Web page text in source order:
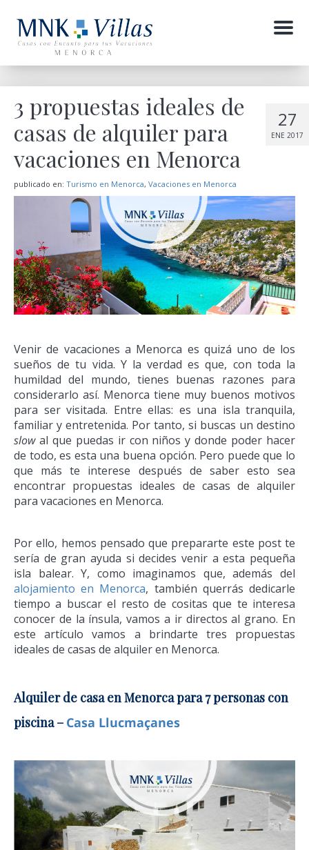
Menu
27
ENE 2017
3 propuestas ideales de
casas de alquiler para
vacaciones en Menorca
publicado en: Turismo en Menorca, Vacaciones en Menorca
Venir de vacaciones a Menorca es quizá uno de los
sueños de tu vida. Y la verdad es que, con toda la
humildad del mundo, tienes buenas razones para
considerarlo así. Menorca tiene muy buenos motivos
para ser visitada. Entre ellas: es una isla tranquila,
familiar y entretenida. Por tanto, si buscas un destino
slowal que puedas ir con niños y donde poder hacer
de todo, es esta una buena opción. Pero puede que lo
que más te interese después de saber esto sea
encontrar propuestas ideales de casas de alquiler
para vacaciones en Menorca.
Por ello, hemos pensado que prepararte este post te
sería de gran ayuda si decides venir a esta pequeña
isla balear. Y, como imaginamos que, además del
alojamiento en Menorca, también querrás dedicarle
tiempo a buscar el resto de cositas que te interesa
conocer de la ínsula, vamos a ir directos al grano. En
este artículo vamos a brindarte tres propuestas
ideales de casas de alquiler en Menorca.
Alquiler de casa en Menorca para 7 personas con
piscina – Casa Llucmaçanes